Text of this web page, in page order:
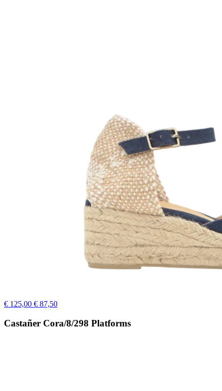
€ 125,00 € 87,50
Castañer Cora/8/298 Platforms